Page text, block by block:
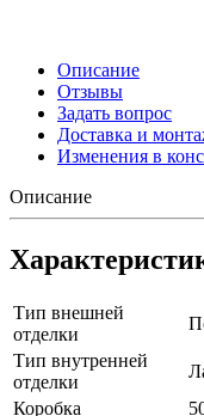
Описание
Отзывы
Задать вопрос
Доставка и
Изменения в
Описание
Тип внешней
отделки
Тип внутренней
отделки
Коробка